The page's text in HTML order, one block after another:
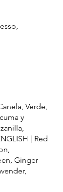
Verde,
y
| Red
Ginger